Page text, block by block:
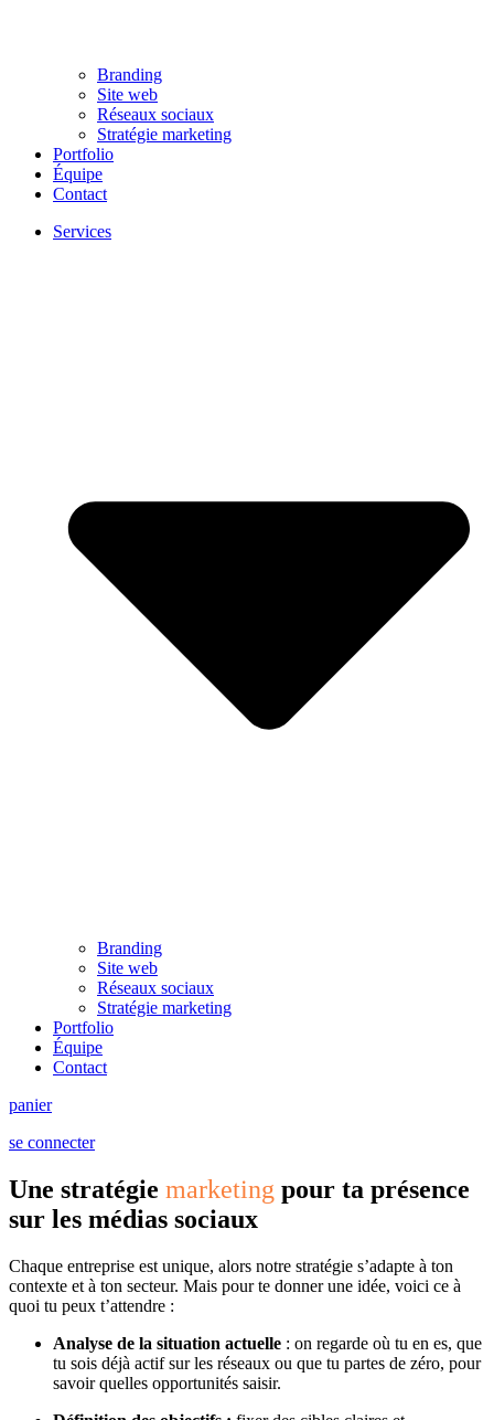
Branding
Site web
Réseaux sociaux
Stratégie marketing
Portfolio
Équipe
Contact
Services
Branding
Site web
Réseaux sociaux
Stratégie marketing
Portfolio
Équipe
Contact
panier
se connecter
Une stratégie marketing pour ta présence
sur les médias sociaux
Chaque entreprise est unique, alors notre stratégie s’adapte à ton
contexte et à ton secteur. Mais pour te donner une idée, voici ce à
quoi tu peux t’attendre :
Analyse de la situation actuelle : on regarde où tu en es, que
tu sois déjà actif sur les réseaux ou que tu partes de zéro, pour
savoir quelles opportunités saisir.